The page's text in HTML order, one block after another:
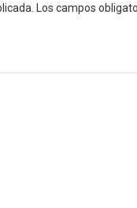
Los campos